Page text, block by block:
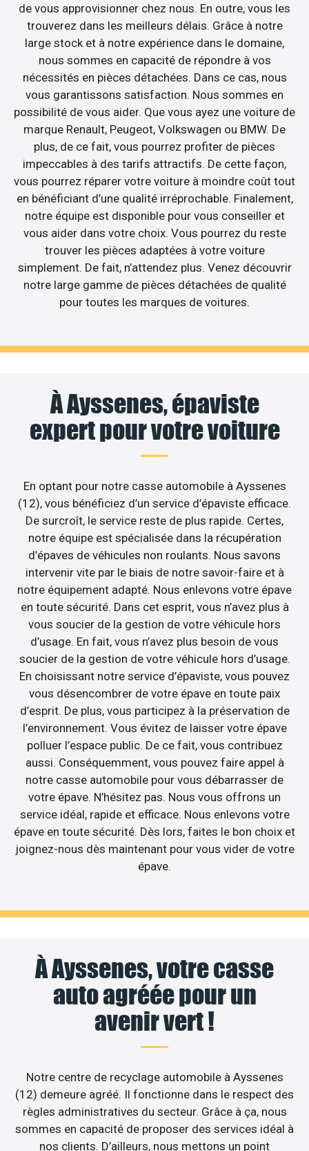
de vous approvisionner chez nous. En outre, vous les
trouverez dans les meilleurs délais. Grâce à notre
large stock et à notre expérience dans le domaine,
nous sommes en capacité de répondre à vos
nécessités en pièces détachées. Dans ce cas, nous
vous garantissons satisfaction. Nous sommes en
possibilité de vous aider. Que vous ayez une voiture de
marque Renault, Peugeot, Volkswagen ou BMW. De
plus, de ce fait, vous pourrez profiter de pièces
impeccables à des tarifs attractifs. De cette façon,
vous pourrez réparer votre voiture à moindre coût tout
en bénéficiant d’une qualité irréprochable. Finalement,
notre équipe est disponible pour vous conseiller et
vous aider dans votre choix. Vous pourrez du reste
trouver les pièces adaptées à votre voiture
simplement. De fait, n’attendez plus. Venez découvrir
notre large gamme de pièces détachées de qualité
pour toutes les marques de voitures.
À Ayssenes, épaviste
expert pour votre voiture
En optant pour notre casse automobile à Ayssenes
(12), vous bénéficiez d’un service d’épaviste efficace.
De surcroît, le service reste de plus rapide. Certes,
notre équipe est spécialisée dans la récupération
d’épaves de véhicules non roulants. Nous savons
intervenir vite par le biais de notre savoir-faire et à
notre équipement adapté. Nous enlevons votre épave
en toute sécurité. Dans cet esprit, vous n’avez plus à
vous soucier de la gestion de votre véhicule hors
d’usage. En fait, vous n’avez plus besoin de vous
soucier de la gestion de votre véhicule hors d’usage.
En choisissant notre service d’épaviste, vous pouvez
vous désencombrer de votre épave en toute paix
d’esprit. De plus, vous participez à la préservation de
l’environnement. Vous évitez de laisser votre épave
polluer l’espace public. De ce fait, vous contribuez
aussi. Conséquemment, vous pouvez faire appel à
notre casse automobile pour vous débarrasser de
votre épave. N’hésitez pas. Nous vous offrons un
service idéal, rapide et efficace. Nous enlevons votre
épave en toute sécurité. Dès lors, faites le bon choix et
joignez-nous dès maintenant pour vous vider de votre
épave.
À Ayssenes, votre casse
auto agréée pour un
avenir vert !
Notre centre de recyclage automobile à Ayssenes
(12) demeure agréé. Il fonctionne dans le respect des
règles administratives du secteur. Grâce à ça, nous
sommes en capacité de proposer des services idéal à
nos clients. D’ailleurs, nous mettons un point